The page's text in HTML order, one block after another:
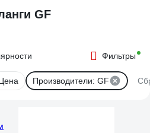
GF
Фильтры
Производители: GF